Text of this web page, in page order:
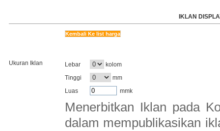
IKLAN
Kembali Ke list harga
Ukuran Iklan Lebar
kolom
Tinggi
mm
Luas
mmk
Menerbitkan Iklan pada
dalam mempublikasikan